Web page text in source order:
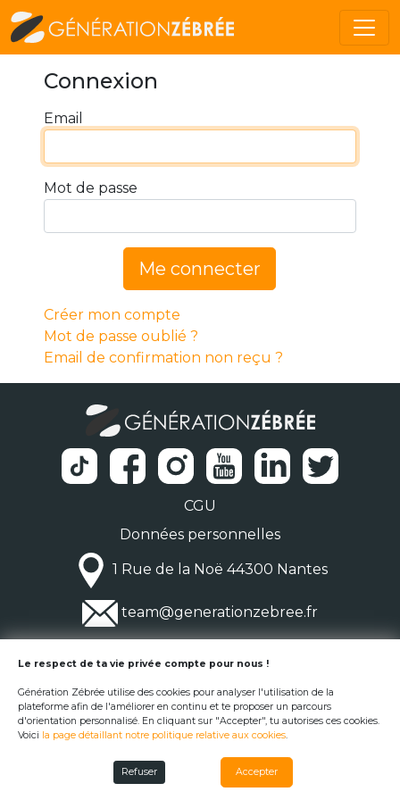
Connexion
Email
Mot de passe
Me connecter
Créer mon compte
Mot de passe oublié ?
Email de confirmation non reçu ?
CGU
Données personnelles
1 Rue de la Noë 44300 Nantes
team@generationzebree.fr
© Génération Zébrée 2026
Le respect de ta vie privée compte pour nous !
Génération Zébrée utilise des cookies pour analyser l'utilisation de la
plateforme afin de l'améliorer en continu et te proposer un parcours
d'orientation personnalisé. En cliquant sur "Accepter", tu autorises ces cookies.
Voici la page détaillant notre politique relative aux cookies.
Refuser Accepter